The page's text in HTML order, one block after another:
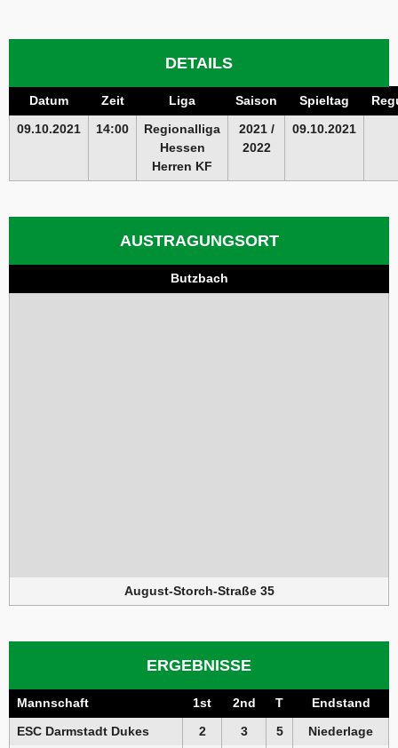
DETAILS
Datum Zeit Liga Saison Spieltag
09.10.2021
14:00
Regionalliga
Hessen
Herren KF
2021 /
2022
09.10.2021
AUSTRAGUNGSORT
Butzbach
August-Storch-Straße 35
ERGEBNISSE
Mannschaft 1st 2nd T
Endstand
ESC Darmstadt Dukes
2 3 5
Niederlage